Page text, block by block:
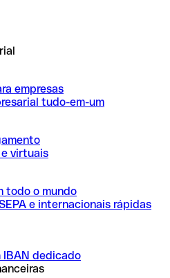
empresas
tudo-em-um
virtuais
todo o mundo
e internacionais rápidas
IBAN dedicado